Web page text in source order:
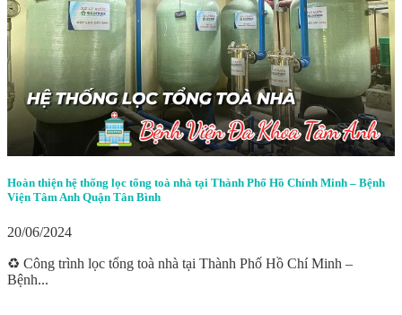
Hoàn thiện hệ thống lọc tổng toà nhà tại Thành Phố Hồ Chính Minh – Bệnh
Viện Tâm Anh Quận Tân Bình
20/06/2024
♻️ Công trình lọc tổng toà nhà tại Thành Phố Hồ Chí Minh –
Bệnh...